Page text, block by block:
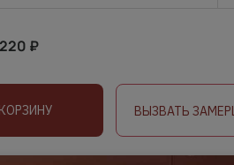
₽
ВЫЗВАТЬ